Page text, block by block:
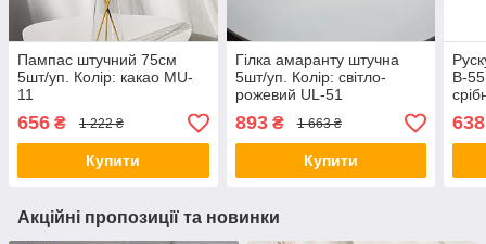
Пампас штучний 75см
5шт/уп. Колір: какао MU-
11
656 ₴ 1 222 ₴
Купити
Гілка амаранту штучна
5шт/уп. Колір: світло-
рожевий UL-51
893₴ 1 663 ₴
Купити
В-
638
Акційні пропозиції та новинки